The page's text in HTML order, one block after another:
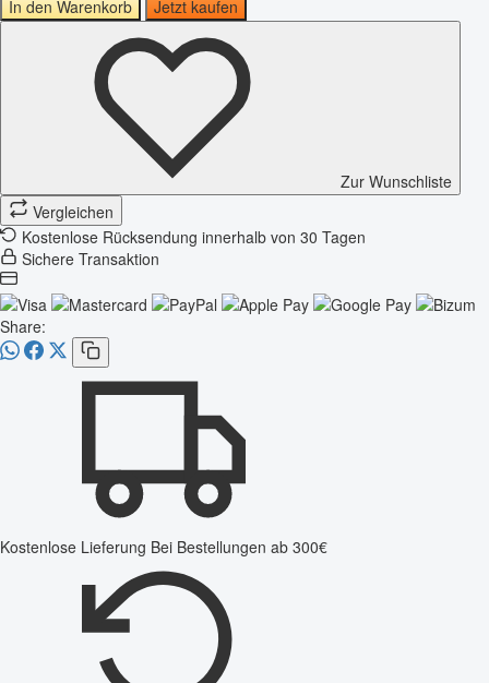
In den Warenkorb
Jetzt kaufen
Zur Wunschliste
Vergleichen
Kostenlose Rücksendung innerhalb von 30 Tagen
Sichere Transaktion
Share:
Kostenlose Lieferung Bei Bestellungen ab 300€